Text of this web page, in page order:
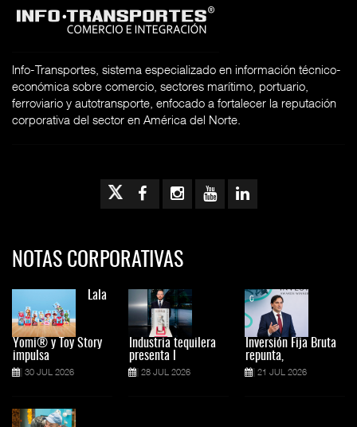
Info-Transportes, sistema especializado en información técnico-
económica sobre comercio, sectores marítimo, portuario,
ferroviario y autotransporte, enfocado a fortalecer la reputación
corporativa del sector en América del Norte.
NOTAS CORPORATIVAS
Lala
Yomi® y Toy Story
impulsa
30 JUL 2026
Industria tequilera
presenta l
28 JUL 2026
Inversión Fija Bruta
repunta,
21 JUL 2026